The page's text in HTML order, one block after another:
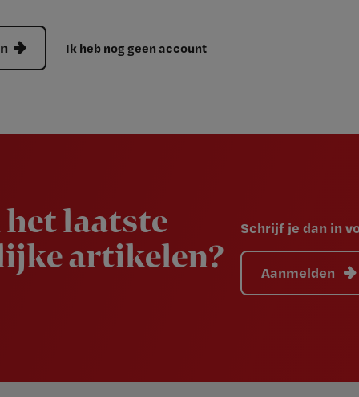
Ik heb nog geen account
laatste
artikelen?
Schrijf je dan in
Aanmelden